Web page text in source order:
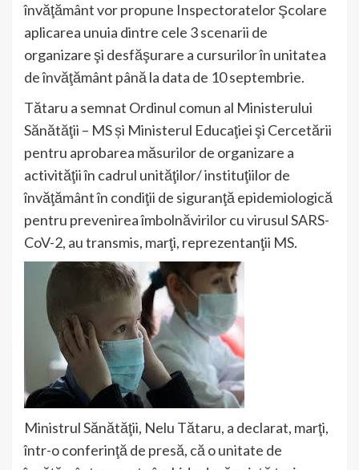
învăţământ vor propune Inspectoratelor Şcolare
aplicarea unuia dintre cele 3 scenarii de
organizare şi desfăşurare a cursurilor în unitatea
de învăţământ până la data de 10 septembrie.
Tătaru a semnat Ordinul comun al Ministerului
Sănătăţii – MS și Ministerul Educaţiei şi Cercetării
pentru aprobarea măsurilor de organizare a
activităţii în cadrul unităţilor/ instituţiilor de
învăţământ în condiţii de siguranţă epidemiologică
pentru prevenirea îmbolnăvirilor cu virusul SARS-
CoV-2, au transmis, marţi, reprezentanţii MS.
Ministrul Sănătăţii, Nelu Tătaru, a declarat, marţi,
într-o conferinţă de presă, că o unitate de